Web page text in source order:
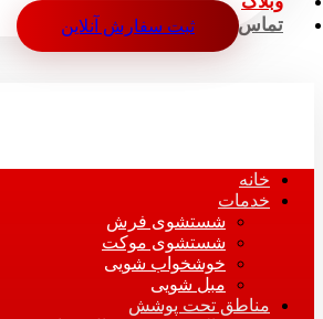
تماس
ثبت سفارش آنلاین
خانه
خدمات
شستشوی فرش
شستشوی موکت
خوشخواب شویی
مبل شویی
مناطق تحت پوشش